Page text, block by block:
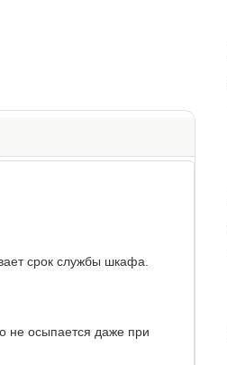
срок службы шкафа.
не осыпается даже при